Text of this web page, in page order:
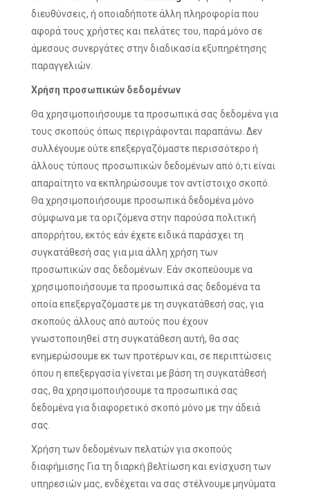
διευθύνσεις, ή οποιαδήποτε άλλη πληροφορία που
αφορά τους χρήστες και πελάτες του, παρά μόνο σε
άμεσους συνεργάτες στην διαδικασία εξυπηρέτησης
παραγγελιών.
Χρήση προσωπικών δεδομένων
Θα χρησιμοποιήσουμε τα προσωπικά σας δεδομένα για
τους σκοπούς όπως περιγράφονται παραπάνω. Δεν
συλλέγουμε ούτε επεξεργαζόμαστε περισσότερο ή
άλλους τύπους προσωπικών δεδομένων από ό,τι είναι
απαραίτητο να εκπληρώσουμε τον αντίστοιχο σκοπό.
Θα χρησιμοποιήσουμε προσωπικά δεδομένα μόνο
σύμφωνα με τα οριζόμενα στην παρούσα πολιτική
απορρήτου, εκτός εάν έχετε ειδικά παράσχει τη
συγκατάθεσή σας για μια άλλη χρήση των
προσωπικών σας δεδομένων. Εάν σκοπεύουμε να
χρησιμοποιήσουμε τα προσωπικά σας δεδομένα τα
οποία επεξεργαζόμαστε με τη συγκατάθεσή σας, για
σκοπούς άλλους από αυτούς που έχουν
γνωστοποιηθεί στη συγκατάθεση αυτή, θα σας
ενημερώσουμε εκ των προτέρων και, σε περιπτώσεις
όπου η επεξεργασία γίνεται με βάση τη συγκατάθεσή
σας, θα χρησιμοποιήσουμε τα προσωπικά σας
δεδομένα για διαφορετικό σκοπό μόνο με την άδειά
σας.
Χρήση των δεδομένων πελατών για σκοπούς
διαφήμισης Για τη διαρκή βελτίωση και ενίσχυση των
υπηρεσιών μας, ενδέχεται να σας στέλνουμε μηνύματα